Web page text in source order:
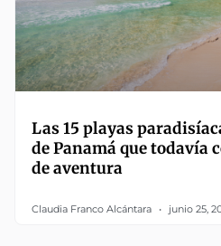
Las 15 playas
de Panamá que todavía
de aventura
Claudia Franco Alcántara junio 25,